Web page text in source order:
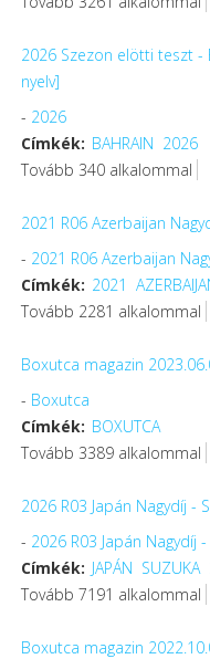
2026 Szezon elötti teszt -
nyelv]
- 2026
Címkék: BAHRAIN 2026
Tovább 340 alkalommal
2021 R06 Azerbaijan
- 2021 R06 Azerbaijan
Címkék: 2021
Tovább 2281 alkalommal
Boxutca magazin
- Boxutca
Címkék: BOXUTCA
Tovább 3389 alkalommal
2026 R03 Japán Nagydíj -
- 2026 R03 Japán Nagydíj
Címkék: JAPÁN SUZUKA
Tovább 7191 alkalommal
Boxutca magazin